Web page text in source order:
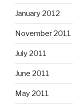
January 2012
November 2011
July 2011
June 2011
May 2011